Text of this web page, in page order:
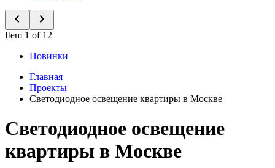
Item 1 of 12
Новинки
Главная
Проекты
Светодиодное освещение квартиры в Москве
Светодиодное освещение
квартиры в Москве